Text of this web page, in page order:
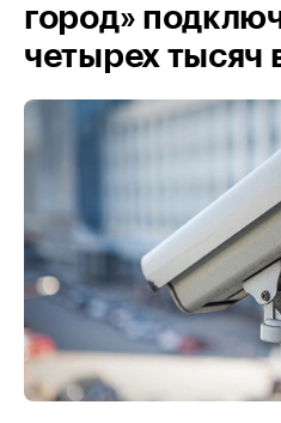
город»
четырех тысяч